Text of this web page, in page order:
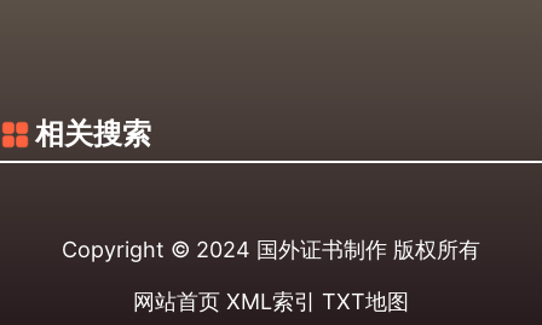
相关搜索
Copyright © 2024 国外证书制作 版权所有
网站首页 XML索引 TXT地图